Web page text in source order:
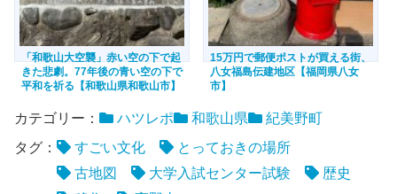
「和歌山大空襲」赤い空の下で起
きた悲劇。77年後の青い空の下で
平和を祈る【和歌山県和歌山市】
15万円で郵便ポストが買える街、
八女福島伝建地区【福岡県八女
市】
カテゴリー： ハツレポ 和歌山県
紀美野町
タグ：
すごい文化
とっておきの場所
古地図
大学入試センター試験
歴史